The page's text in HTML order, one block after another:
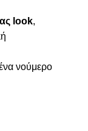
look,
νούμερο